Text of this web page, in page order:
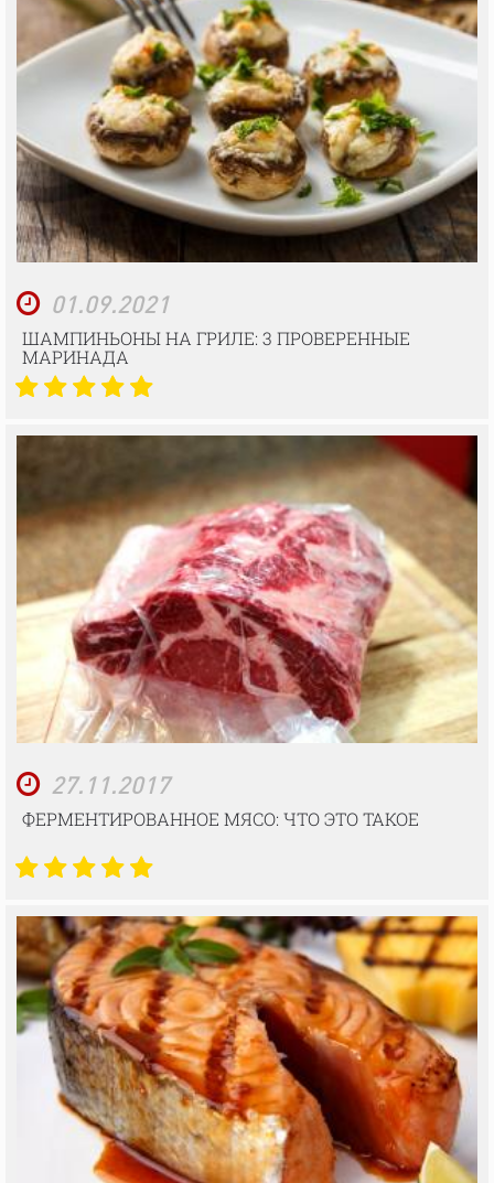
01.09.2021
ШАМПИНЬОНЫ НА ГРИЛЕ: 3 ПРОВЕРЕННЫЕ
МАРИНАДА
27.11.2017
ФЕРМЕНТИРОВАННОЕ МЯСО: ЧТО ЭТО ТАКОЕ